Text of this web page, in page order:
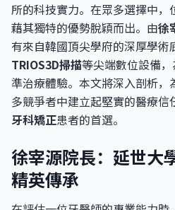
所的科技實力。在眾多選擇中，
藉其獨特的優勢脫穎而出。由徐
有來自韓國頂尖學府的深厚學術
TRIOS3D掃描等尖端數位設備
準治療體驗。本文將深入剖析
多競爭者中建立起堅實的醫療信
牙科矯正患者的首選。
徐宰源院長：延世大
精英傳承